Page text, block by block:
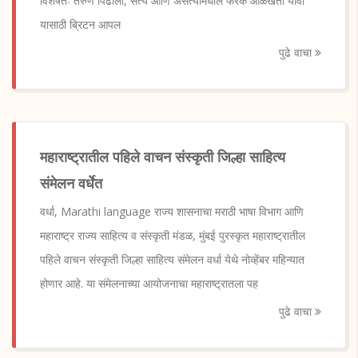
यासाठी ब्रिटन आपल
पुढे वाचा
महाराष्ट्रातील पहिले वाचन संस्कृती जिल्हा साहित्य
संमेलन वर्धेत
वर्धा, Marathi language राज्य शासनाचा मराठी भाषा विभाग आणि
महाराष्ट्र राज्य साहित्य व संस्कृती मंडळ, मुंबई पुरस्कृत महाराष्ट्रातील
पहिले वाचन संस्कृती जिल्हा साहित्य संमेलन वर्धा येथे नोव्हेंबर महिन्यात
होणार आहे. या संमेलनाच्या आयोजनाचा महाराष्ट्रातला पह
पुढे वाचा